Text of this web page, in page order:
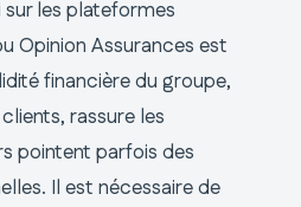
sur les plateformes
Opinion Assurances est
financière du groupe,
rassure les
pointent parfois des
Il est nécessaire de